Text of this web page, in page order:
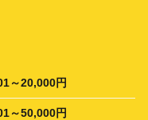
～20,000円
～50,000円